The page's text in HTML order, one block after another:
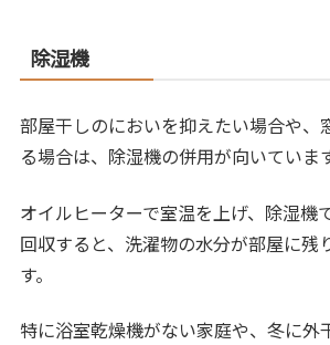
除湿機
部屋干しのにおいを抑えたい場合や、
る場合は、除湿機の併用が向いています
オイルヒーターで室温を上げ、除湿機
回収すると、洗濯物の水分が部屋に残
す。
特に浴室乾燥機がない家庭や、冬に外